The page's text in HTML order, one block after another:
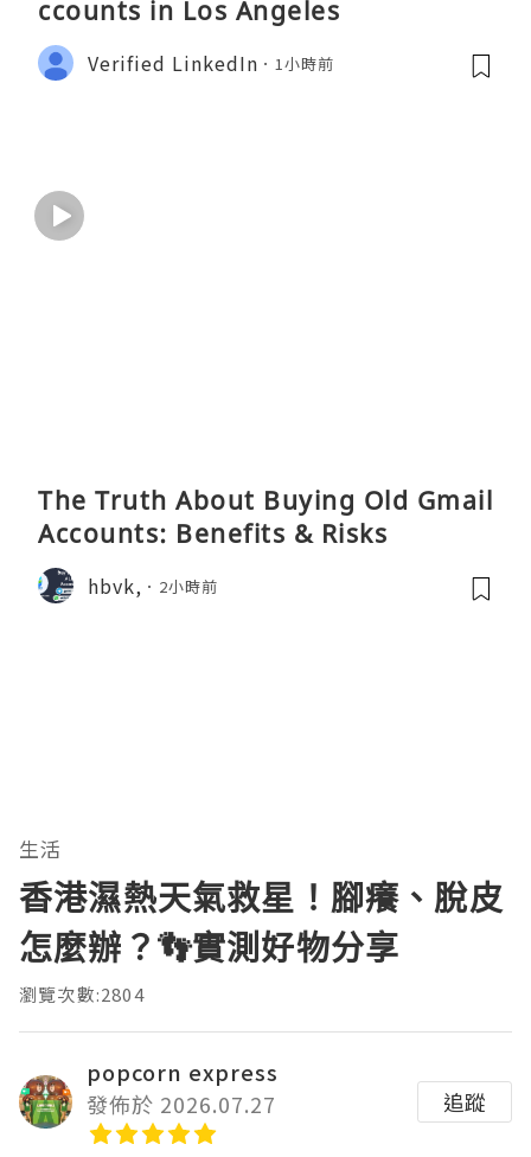
ccounts in Los Angeles
Verified LinkedIn 1小時前
The Truth About Buying Old Gmail
Accounts: Benefits & Risks
hbvk, 2小時前
生活
香港濕熱天氣救星！腳癢、脫皮
怎麼辦？👣實測好物分享
瀏覽次數:2804
popcorn express
發佈於 2026.07.27
追蹤